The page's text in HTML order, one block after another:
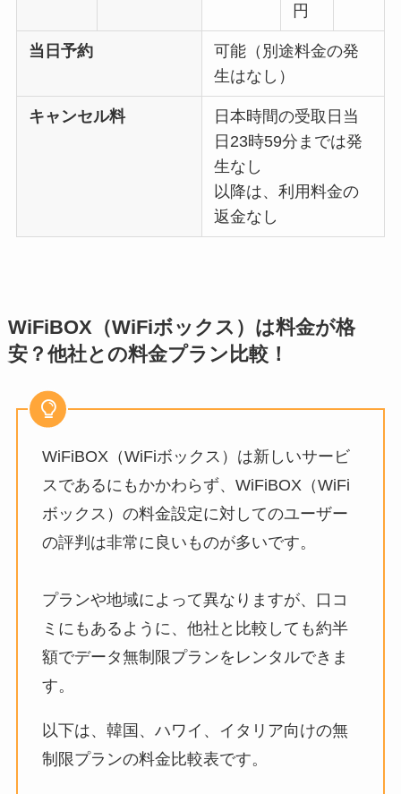
円
当日予約
可能（別途料金の発
生はなし）
キャンセル料
日本時間の受取日当
日23時59分までは発
生なし
以降は、利用料金の
返金なし
WiFiBOX（WiFiボックス）は料金が格
安？他社との料金プラン比較！
WiFiBOX（WiFiボックス）は新しいサービ
スであるにもかかわらず、WiFiBOX（WiFi
ボックス）の料金設定に対してのユーザー
の評判は非常に良いものが多いです。
プランや地域によって異なりますが、口コ
ミにもあるように、他社と比較しても約半
額でデータ無制限プランをレンタルできま
す。
以下は、韓国、ハワイ、イタリア向けの無
制限プランの料金比較表です。